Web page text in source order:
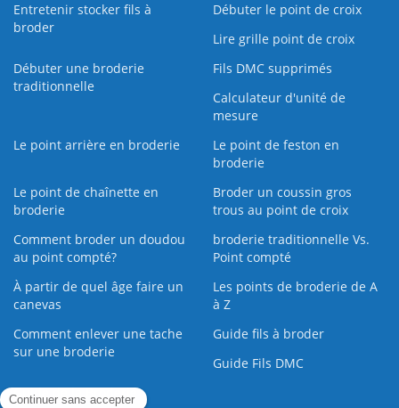
Entretenir stocker fils à
broder
Débuter le point de croix
Lire grille point de croix
Débuter une broderie
traditionnelle
Fils DMC supprimés
Calculateur d'unité de
mesure
Le point arrière en broderie
Le point de feston en
broderie
Le point de chaînette en
broderie
Broder un coussin gros
trous au point de croix
Comment broder un doudou
au point compté?
broderie traditionnelle Vs.
Point compté
À partir de quel âge faire un
canevas
Les points de broderie de A
à Z
Comment enlever une tache
sur une broderie
Guide fils à broder
Guide Fils DMC
Guide de la Broderie